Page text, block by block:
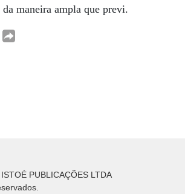
maneira ampla que previ.
PUBLICAÇÕES LTDA